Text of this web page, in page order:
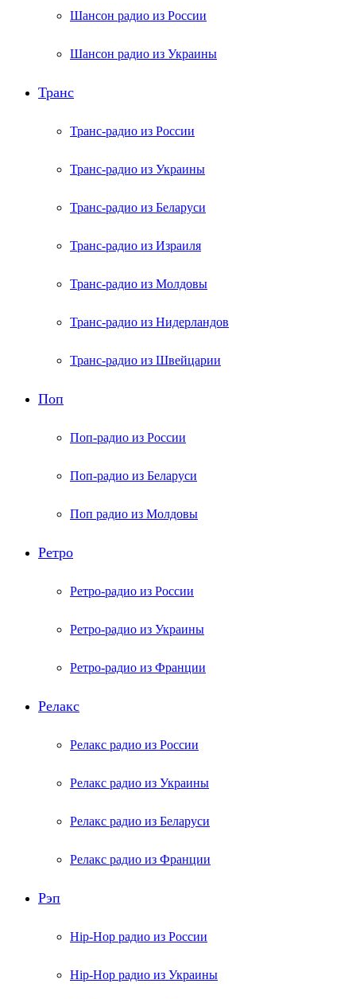
Шансон радио из России
Шансон радио из Украины
Транс
Транс-радио из России
Транс-радио из Украины
Транс-радио из Беларуси
Транс-радио из Израиля
Транс-радио из Молдовы
Транс-радио из Нидерландов
Транс-радио из Швейцарии
Поп
Поп-радио из России
Поп-радио из Беларуси
Поп радио из Молдовы
Ретро
Ретро-радио из России
Ретро-радио из Украины
Ретро-радио из Франции
Релакс
Релакс радио из России
Релакс радио из Украины
Релакс радио из Беларуси
Релакс радио из Франции
Рэп
Hip-Hop радио из России
Hip-Hop радио из Украины